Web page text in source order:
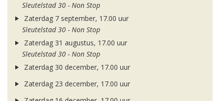
Sleutelstad 30 - Non Stop
Zaterdag 7 september, 17.00 uur
Sleutelstad 30 - Non Stop
Zaterdag 31 augustus, 17.00 uur
Sleutelstad 30 - Non Stop
Zaterdag 30 december, 17.00 uur
Zaterdag 23 december, 17.00 uur